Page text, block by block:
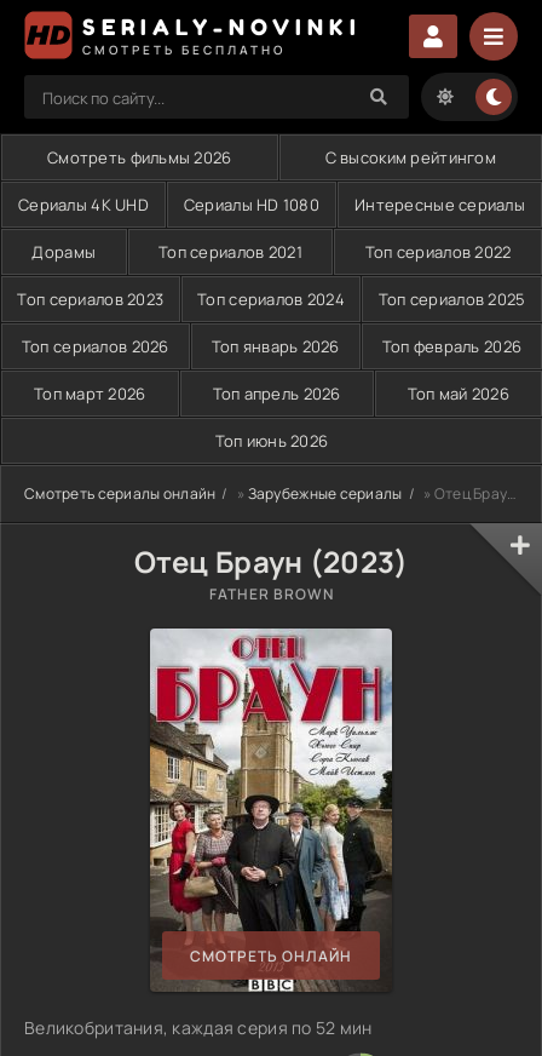
SERIALY-NOVINKI
СМОТРЕТЬ БЕСПЛАТНО
Смотреть фильмы 2026 С высоким рейтингом
Сериалы 4K UHD Сериалы HD 1080 Интересные сериалы
Дорамы Топ сериалов 2021 Топ сериалов 2022
Топ сериалов 2023 Топ сериалов 2024 Топ сериалов 2025
Топ сериалов 2026 Топ январь 2026 Топ февраль 2026
Топ март 2026 Топ апрель 2026 Топ май 2026
Топ июнь 2026
Смотреть сериалы онлайн » Зарубежные сериалы » Отец Браун (2023)
Отец Браун (2023)
FATHER BROWN
СМОТРЕТЬ ОНЛАЙН
Великобритания, каждая серия по 52 мин